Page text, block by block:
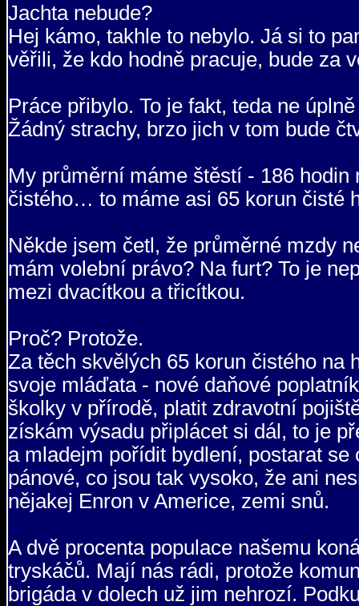
Jachta nebude?
Hej kámo, takhle to nebylo. Já si to
věřili, že kdo hodně pracuje, bude za
Práce přibylo. To je fakt, teda ne
Žádný strachy, brzo jich v tom bude
My průměrní máme štěstí - 186
čistého… to máme asi 65 korun čisté
Někde jsem četl, že průměrné mzdy
mám volební právo? Na furt? To je
mezi dvacítkou a třicítkou.
Proč? Protože.
Za těch skvělých 65 korun čistého na
svoje mláďata - nové daňové
školky v přírodě, platit zdravotní
získám výsadu připlácet si dál, to je
a mladejm pořídit bydlení, postarat
pánové, co jsou tak vysoko, že ani
nějakej Enron v Americe, zemi snů.
A dvě procenta populace našemu
tryskáčů. Mají nás rádi, protože
brigáda v dolech už jim nehrozí.